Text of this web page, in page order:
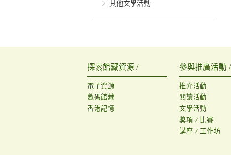
其他文學活動
探索館藏資源 /
電子資源
數碼館藏
香港記憶
參與推廣活動 /
推介活動
閱讀活動
文學活動
獎項 / 比賽
講座 / 工作坊